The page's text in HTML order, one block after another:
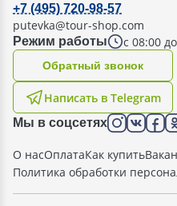
Режим работы с 08:00
+7 (495) 720-98-57
putevka@tour-shop.com
Написать в Telegram
Oбратный звонок
Мы в соцсетях
О насОплатаКак купить
Политика обработки